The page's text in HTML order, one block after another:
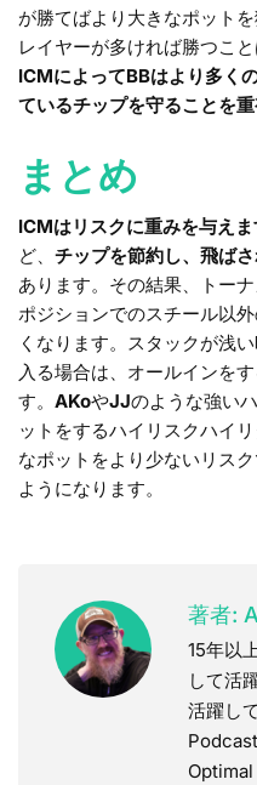
が勝てばより大きなポット
レイヤーが多ければ勝つこ
ICMによってBBはより多く
ているチップを守ることを重
まとめ
ICMはリスクに重みを与えま
ど、 チップを節約し、飛ば
あります。その結果、トー
ポジションでのスチール以
くなります。スタックが浅
入る場合は、オールインを
す。 AKoやJJのような強い
ットをするハイリスクハイ
なポットをより少ないリス
ようになります。
著者:
15年以
して活
活躍し
Optimal